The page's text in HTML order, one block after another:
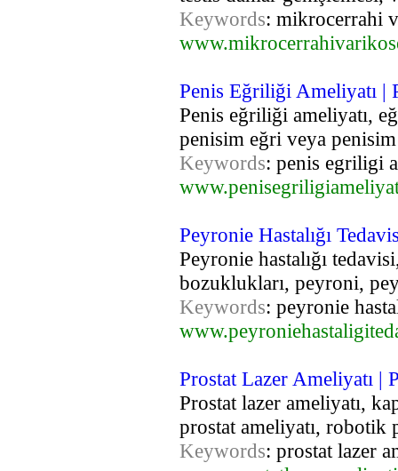
Keywords: mikrocerrahi
Penis Eğriliği Ameliyatı |
Penis eğriliği ameliyatı,
penisim eğri veya
Keywords: penis egriligi
Peyronie Hastalığı
Peyronie hastalığı
bozuklukları, peyroni,
Keywords: peyronie
Prostat Lazer Ameliyatı |
Prostat lazer ameliyatı,
prostat ameliyatı, robotik
Keywords: prostat lazer